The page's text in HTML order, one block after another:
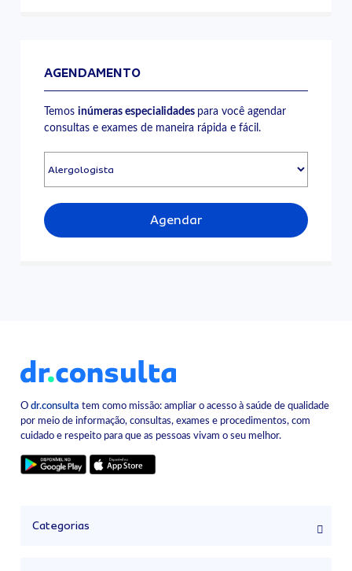
AGENDAMENTO
Temosinúmeras especialidades para você agendar
consultas e exames de maneira rápida e fácil.
Agendar
Odr.consulta tem como missão: ampliar o acesso à saúde de qualidade
por meio de informação, consultas, exames e procedimentos, com
cuidado e respeito para que as pessoas vivam o seu melhor.
Categorias